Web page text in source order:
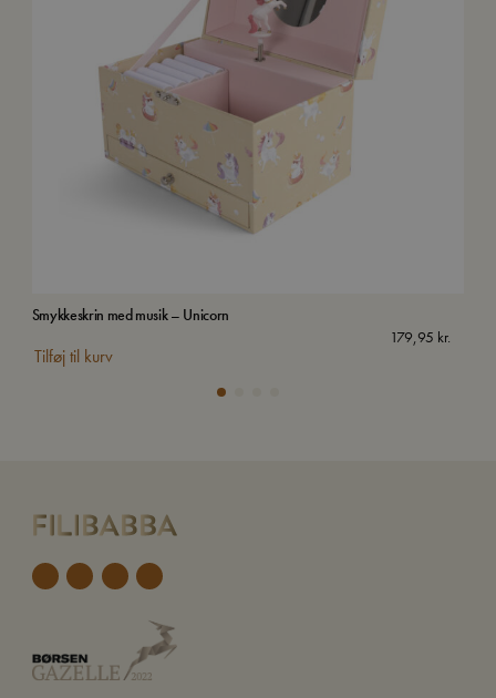
Smykkeskrin med musik – Unicorn
179,95 kr.
Tilføj til kurv